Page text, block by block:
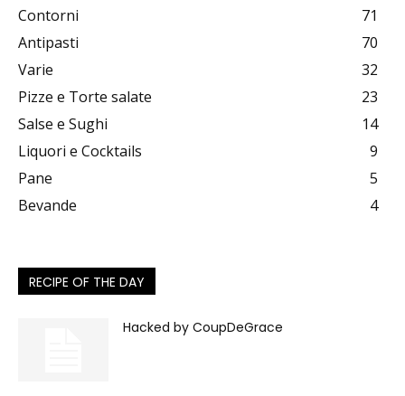
Contorni
71
Antipasti
70
Varie
32
Pizze e Torte salate
23
Salse e Sughi
14
Liquori e Cocktails
9
Pane
5
Bevande
4
RECIPE OF THE DAY
Hacked by CoupDeGrace